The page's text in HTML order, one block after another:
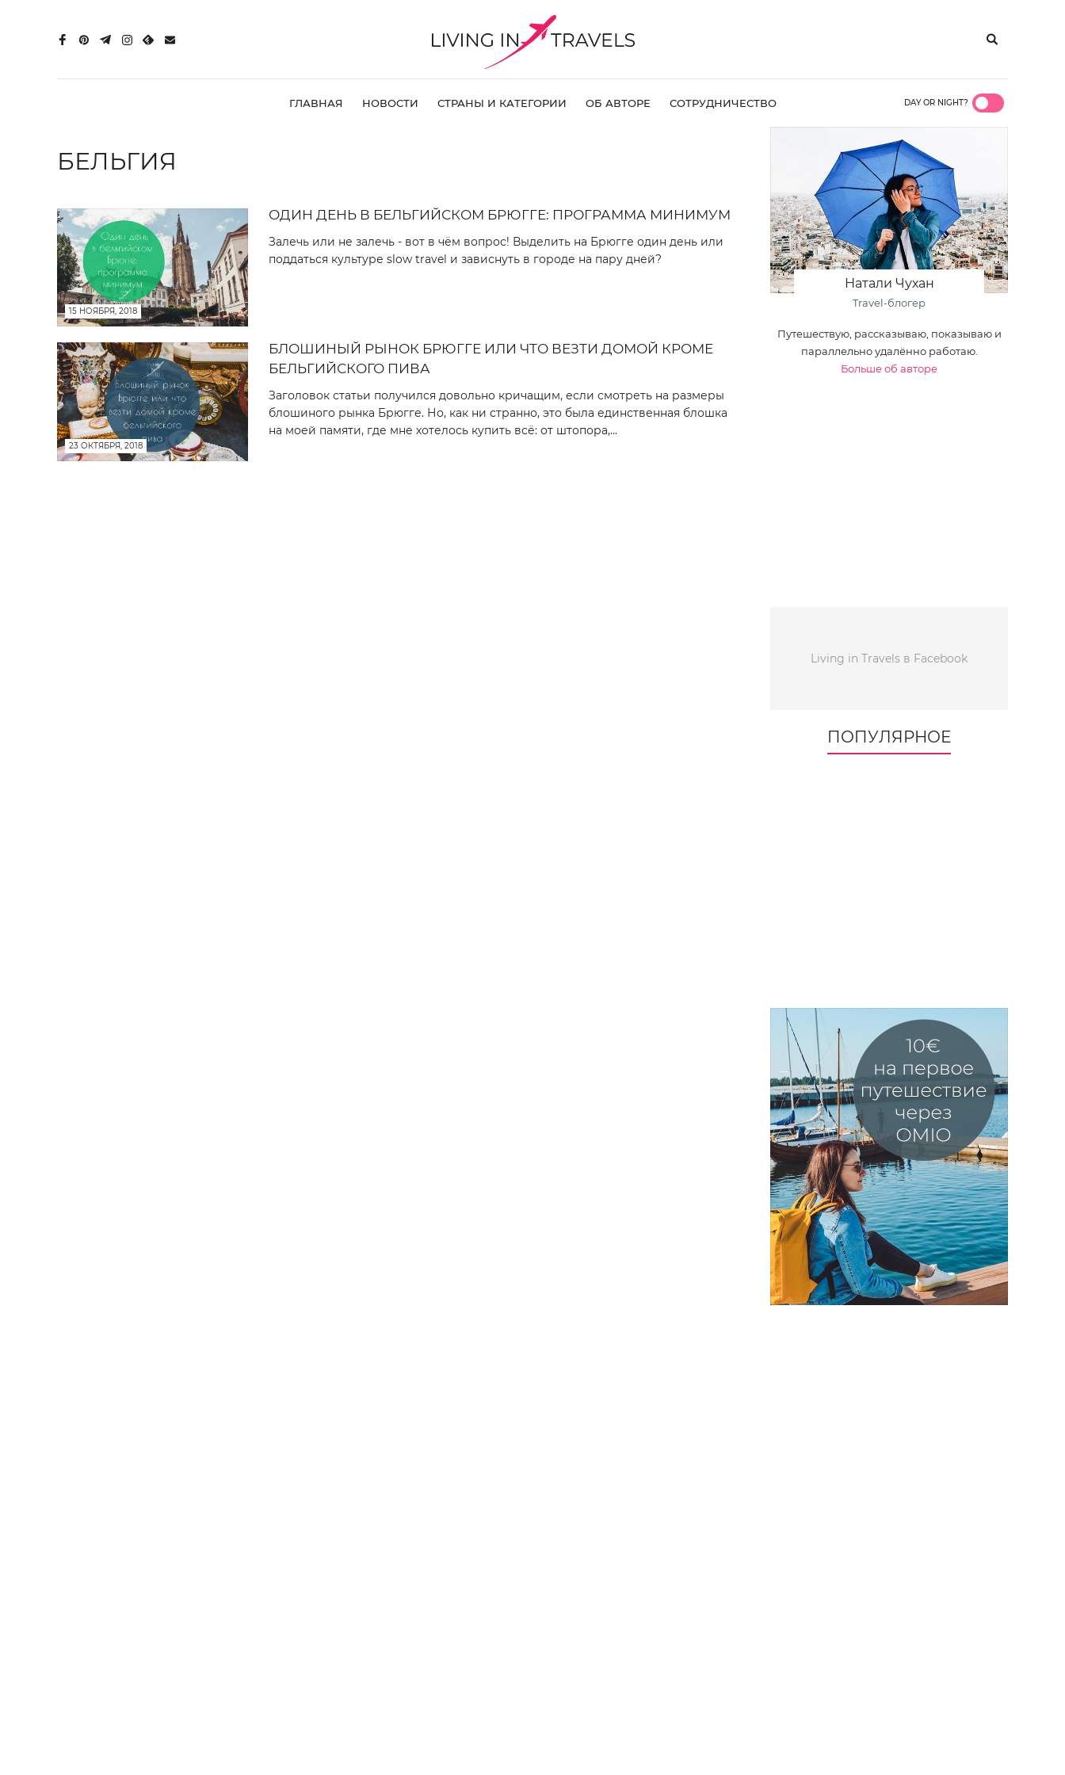
ГЛАВНАЯ НОВОСТИ СТРАНЫ И КАТЕГОРИИ ОБ АВТОРЕ СОТРУДНИЧЕСТВО DAY OR NIGHT?
БЕЛЬГИЯ
15 НОЯБРЯ, 2018
ОДИН ДЕНЬ В БЕЛЬГИЙСКОМ БРЮГГЕ: ПРОГРАММА МИНИМУМ
Залечь или не залечь - вот в чём вопрос! Выделить на Брюгге один день или
поддаться культуре slow travel и зависнуть в городе на пару дней?
23 ОКТЯБРЯ, 2018
БЛОШИНЫЙ РЫНОК БРЮГГЕ ИЛИ ЧТО ВЕЗТИ ДОМОЙ КРОМЕ
БЕЛЬГИЙСКОГО ПИВА
Заголовок статьи получился довольно кричащим, если смотреть на размеры
блошиного рынка Брюгге. Но, как ни странно, это была единственная блошка
на моей памяти, где мне хотелось купить всё: от штопора,...
Натали Чухан
Travel-блогер
Путешествую, рассказываю, показываю и
параллельно удалённо работаю.
Больше об авторе
Living in Travels в Facebook
ПОПУЛЯРНОЕ